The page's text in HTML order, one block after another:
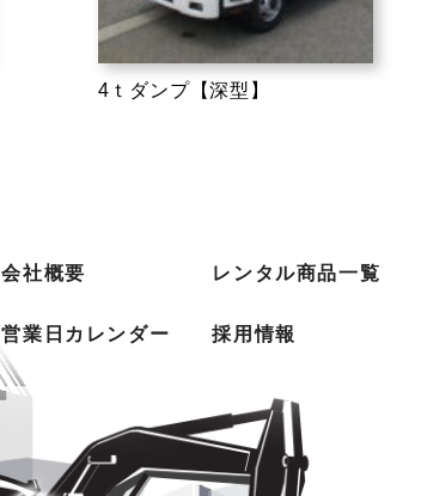
4ｔダンプ【深型】
会社概要 レンタル商品一覧
営業日カレンダー 採用情報